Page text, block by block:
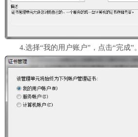
4.选择“我的用户账户”，点击“完成”。